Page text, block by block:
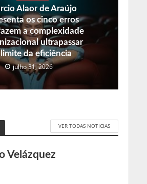
Alaor de Araújo
os cinco erros
a complexidade
ultrapassar
da eficiência
julho 31, 2026
VER TODAS NOTICIAS
Velázquez